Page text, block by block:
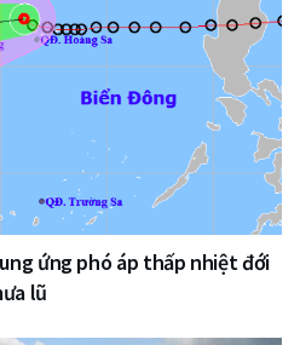
ứng phó áp thấp nhiệt đới
lũ